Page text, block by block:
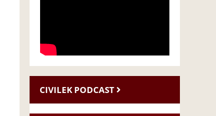
CIVILEK PODCAST